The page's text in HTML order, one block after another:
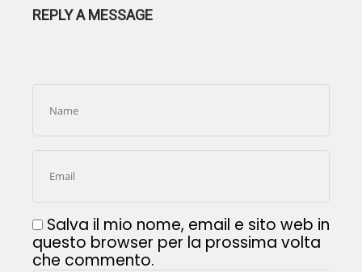
REPLY A MESSAGE
Salva il mio nome, email e sito web in
questo browser per la prossima volta
che commento.